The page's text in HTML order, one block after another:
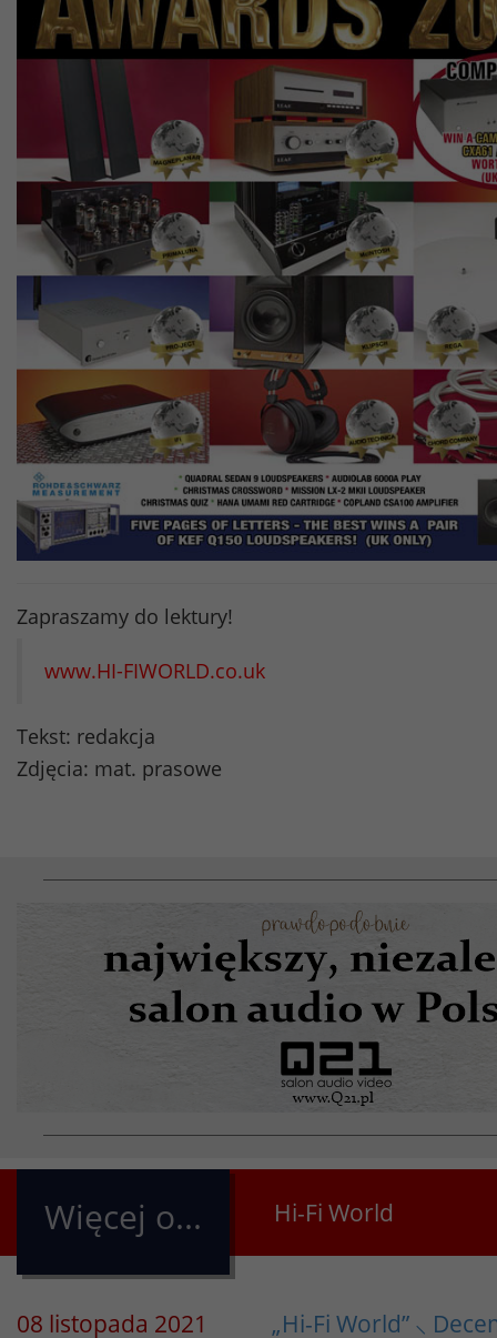
Zapraszamy do lektury!
www.HI-FIWORLD.co.uk
Tekst: redakcja
Zdjęcia: mat. prasowe
Więcej o... Hi-Fi World
08 listopada 2021 „Hi-Fi World” ⸜